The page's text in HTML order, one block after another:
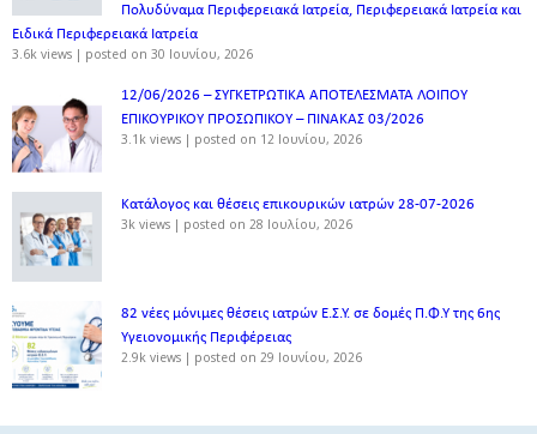
Πολυδύναμα Περιφερειακά Ιατρεία, Περιφερειακά Ιατρεία και
Ειδικά Περιφερειακά Ιατρεία
3.6k views | posted on 30 Ιουνίου, 2026
12/06/2026 – ΣΥΓΚΕΤΡΩΤΙΚΑ ΑΠΟΤΕΛΕΣΜΑΤΑ ΛΟΙΠΟΥ
ΕΠΙΚΟΥΡΙΚΟΥ ΠΡΟΣΩΠΙΚΟΥ – ΠΙΝΑΚΑΣ 03/2026
3.1k views | posted on 12 Ιουνίου, 2026
Κατάλογος και θέσεις επικουρικών ιατρών 28-07-2026
3k views | posted on 28 Ιουλίου, 2026
82 νέες μόνιμες θέσεις ιατρών Ε.Σ.Υ. σε δομές Π.Φ.Υ της 6ης
Υγειονομικής Περιφέρειας
2.9k views | posted on 29 Ιουνίου, 2026